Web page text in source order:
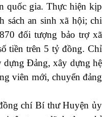
quốc gia. Thực hiện kịp
sách an sinh xã hội; chi
đối tượng bảo trợ xã
tiền trên 5 tỷ đồng. Chỉ
dựng Đảng, xây dựng hệ
viên mới, chuyển đảng
chí Bí thư Huyện ủy